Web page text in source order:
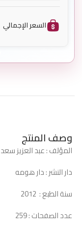
السعر الإجمالي
وصف المنتج
المؤلف : عبد العزيز سعد
دار النشر : دار هومه
سنة الطبع : 2012
عدد الصفحات : 259